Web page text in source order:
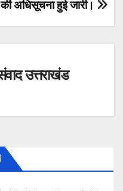
की अधिसूचना हुई जारी।
उत्तराखंड